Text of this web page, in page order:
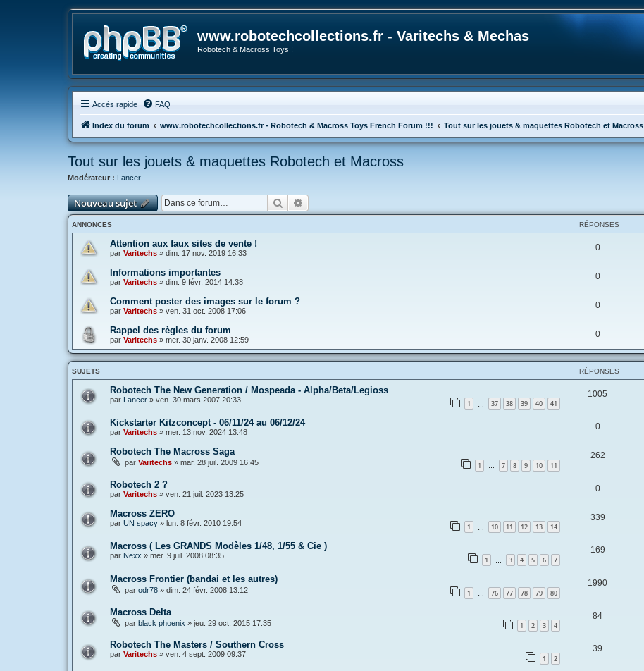
www.robotechcollections.fr - Varitechs & Mechas
Robotech & Macross Toys !
Accès rapide FAQ
Index du forum www.robotechcollections.fr - Robotech & Macross Toys French Forum !!! Tout sur les jouets & maquettes Robotech et Macross
Tout sur les jouets & maquettes Robotech et Macross
Modérateur : Lancer
Nouveau sujet Rechercher
ANNONCES RÉPONSES
Attention aux faux sites de vente !
par Varitechs » dim. 17 nov. 2019 16:33
0
Informations importantes
par Varitechs » dim. 9 févr. 2014 14:38
0
Comment poster des images sur le forum ?
par Varitechs » ven. 31 oct. 2008 17:06
0
Rappel des règles du forum
par Varitechs » mer. 30 janv. 2008 12:59
0
SUJETS RÉPONSES
Robotech The New Generation / Mospeada - Alpha/Beta/Legioss
par Lancer » ven. 30 mars 2007 20:33 1 37 38 39 40 41
1005
Kickstarter Kitzconcept - 06/11/24 au 06/12/24
par Varitechs » mer. 13 nov. 2024 13:48
0
Robotech The Macross Saga
par Varitechs » mar. 28 juil. 2009 16:45 1 … 7 8 9 10 11
262
Robotech 2 ?
par Varitechs » ven. 21 juil. 2023 13:25
0
Macross ZERO
par UN spacy » lun. 8 févr. 2010 19:54 1 10 11 12 13 14
339
Macross ( Les GRANDS Modèles 1/48, 1/55 & Cie )
par Nexx » mer. 9 juil. 2008 08:35 1 3 4 5 6 7
169
Macross Frontier (bandai et les autres)
par odr78 » dim. 24 févr. 2008 13:12 1 … 76 77 78 79 80
1990
Macross Delta
par black phoenix » jeu. 29 oct. 2015 17:35 1 2 3 4
84
Robotech The Masters / Southern Cross
par Varitechs » ven. 4 sept. 2009 09:37 1 2
39